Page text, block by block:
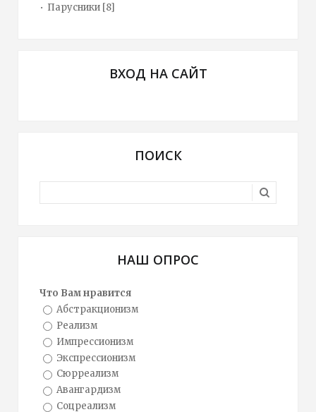
Парусники [8]
ВХОД НА САЙТ
ПОИСК
НАШ ОПРОС
Что Вам нравится
Абстракционизм
Реализм
Импрессионизм
Экспрессионизм
Сюрреализм
Авангардизм
Соцреализм